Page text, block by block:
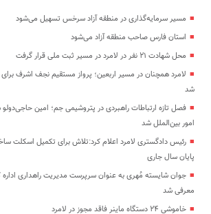
مسیر سرمایه‌گذاری در منطقه آزاد سرخس تسهیل می‌شود
استان فارس صاحب منطقه آزاد می‌شود
محل شهادت ۲۱ نفر در لامرد در مسیر ثبت ملی قرار گرفت
لامرد همچنان در مسیر اربعین؛ پرواز مستقیم نجف اشرف
شد
فصل تازه ارتباطات راهبردی در پتروشیمی جم؛ امین
امور بین‌الملل شد
رئیس دادگستری لامرد اعلام کرد:تلاش برای تکمیل اسکلت
پایان سال جاری
جوان شایسته مُهری به عنوان سرپرست مدیریت راهداری اداره
معرفی شد
خاموشی ۲۴ دستگاه ماینر فاقد مجوز در لامرد